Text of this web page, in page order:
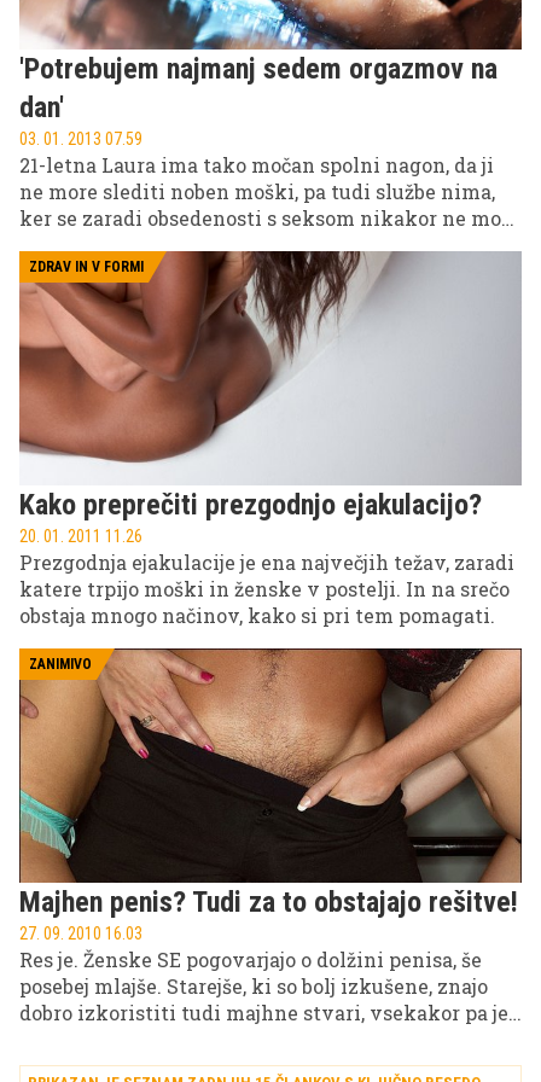
'Potrebujem najmanj sedem orgazmov na
dan'
03. 01. 2013 07.59
21-letna Laura ima tako močan spolni nagon, da ji
ne more slediti noben moški, pa tudi službe nima,
ker se zaradi obsedenosti s seksom nikakor ne more
je to preprosto nemogoče, so ji v tolažbo razni
seksualni pripomočki.
ZDRAV IN V FORMI
Kako preprečiti prezgodnjo ejakulacijo?
20. 01. 2011 11.26
Prezgodnja ejakulacije je ena največjih težav, zaradi
katere trpijo moški in ženske v postelji. In na srečo
obstaja mnogo načinov, kako si pri tem pomagati.
ZANIMIVO
Majhen penis? Tudi za to obstajajo rešitve!
27. 09. 2010 16.03
Res je. Ženske SE pogovarjajo o dolžini penisa, še
posebej mlajše. Starejše, ki so bolj izkušene, znajo
dobro izkoristiti tudi majhne stvari, vsekakor pa je
ženskah.